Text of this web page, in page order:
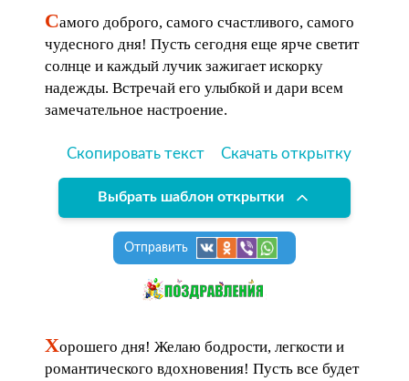
Самого доброго, самого счастливого, самого
чудесного дня! Пусть сегодня еще ярче светит
солнце и каждый лучик зажигает искорку
надежды. Встречай его улыбкой и дари всем
замечательное настроение.
Скопировать текст Скачать открытку
Выбрать шаблон открытки
Отправить
Хорошего дня! Желаю бодрости, легкости и
романтического вдохновения! Пусть все будет